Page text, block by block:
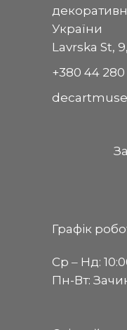
України
Lavrska St,
+380 44
Графік
Ср ‒ Нд:
Пн-Вт: